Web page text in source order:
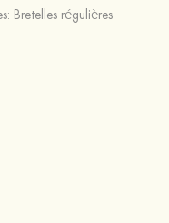
Bretelles régulières